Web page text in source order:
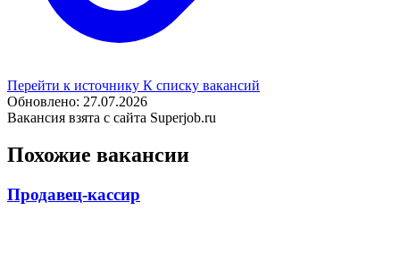
Перейти к источнику К списку вакансий
Обновлено: 27.07.2026
Вакансия взята с сайта Superjob.ru
Похожие вакансии
Продавец-кассир